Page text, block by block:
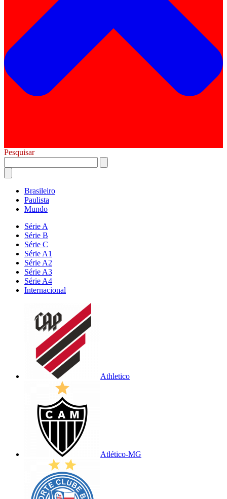
Pesquisar
Brasileiro
Paulista
Mundo
Série A
Série B
Série C
Série A1
Série A2
Série A3
Série A4
Internacional
Athletico
Atlético-MG